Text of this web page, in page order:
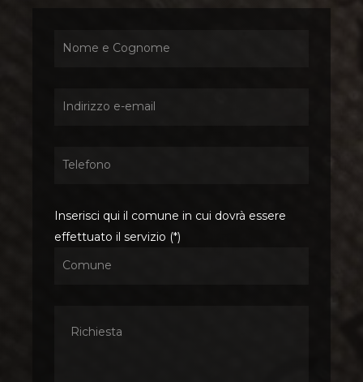
Inserisci qui il comune in cui dovrà essere
effettuato il servizio (*)